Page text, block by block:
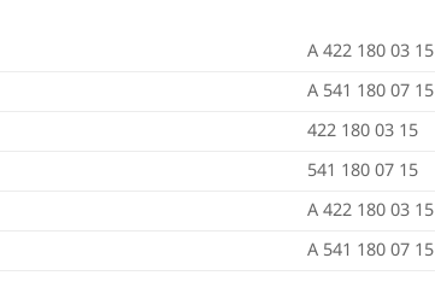
A 422 180 03 15
A 541 180 07 15
422 180 03 15
541 180 07 15
A 422 180 03 15
A 541 180 07 15